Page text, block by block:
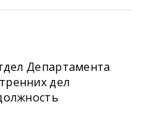
Департамента
дел